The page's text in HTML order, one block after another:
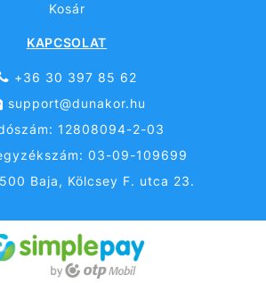
Kosár
KAPCSOLAT
+36 30 397 85 62
support@dunakor.hu
12808094-2-03
03-09-109699
Baja, Kölcsey F. utca 23.